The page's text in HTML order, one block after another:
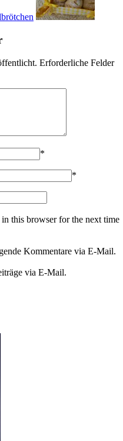
Erforderliche Felder
*
*
this browser for the next time
Kommentare via E-Mail.
via E-Mail.